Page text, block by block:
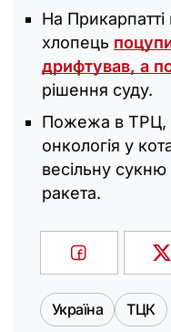
На Прикарпатті
хлопець
дрифтував, а
рішення суду.
Пожежа в ТРЦ,
онкологія у
весільну
ракета.
Україна ТЦК